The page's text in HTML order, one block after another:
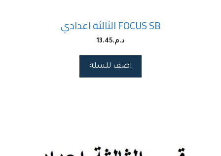
FOCUS SB الثالثة اعدادي
د.م.13.45
اضف للسلة